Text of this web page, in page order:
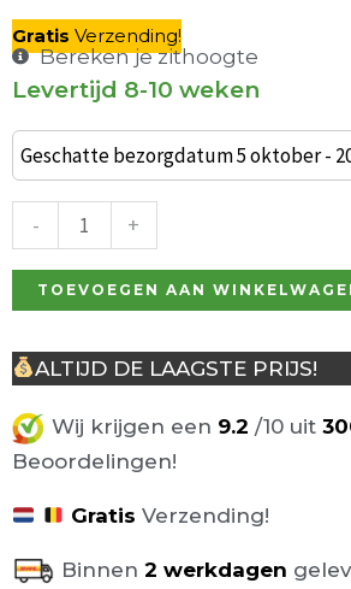
€ 585,00.
Gratis Verzending!
Bereken je zithoogte
Levertijd 8-10 weken
Geschatte bezorgdatum 5 oktober -
-
barkruk
zwart
aantal
+
TOEVOEGEN AAN
ALTIJD DE LAAGSTE PRIJS!
Wij krijgen een 9.2 /10 uit
Beoordelingen!
Gratis Verzending!
Binnen 2 werkdagen